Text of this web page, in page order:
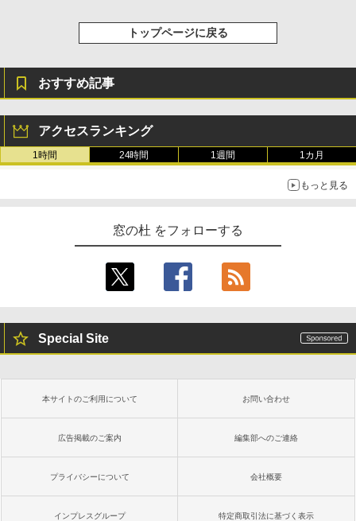
トップページに戻る
おすすめ記事
アクセスランキング
1時間 24時間 1週間 1カ月
もっと見る
窓の杜 をフォローする
Special Site
本サイトのご利用について お問い合わせ
広告掲載のご案内 編集部へのご連絡
プライバシーについて 会社概要
インプレスグループ 特定商取引法に基づく表示